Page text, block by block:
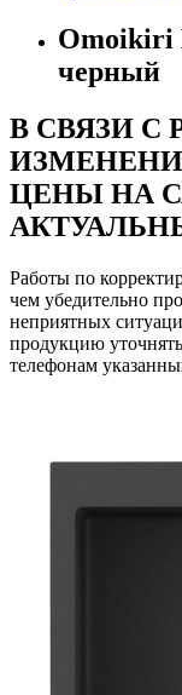
Omoikiri
черный
В СВЯЗИ С
ЦЕНЫ НА
Работы по
чем убедительно
неприятных
продукцию
телефонам